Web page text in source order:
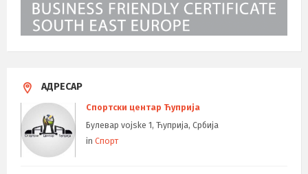
АДРЕСАР
Спортски центар Ћуприја
Булевар vojske 1, Ћуприја, Србија
in Спорт